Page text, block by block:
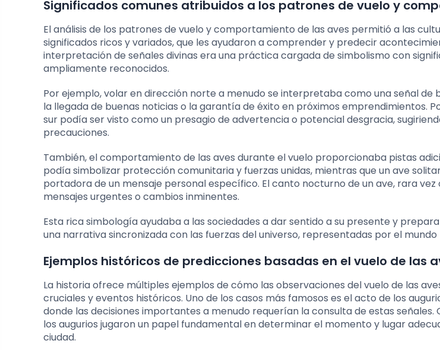
Significados comunes atribuidos a los patrones de vuelo y
El análisis de los patrones de vuelo y comportamiento de las aves permitió a las
significados ricos y variados, que les ayudaron a comprender y predecir
interpretación de señales divinas era una práctica cargada de simbolismo con
ampliamente reconocidos.
Por ejemplo, volar en dirección norte a menudo se interpretaba como una señal de
la llegada de buenas noticias o la garantía de éxito en próximos emprendimientos.
sur podía ser visto como un presagio de advertencia o potencial desgracia,
precauciones.
También, el comportamiento de las aves durante el vuelo proporcionaba pistas
podía simbolizar protección comunitaria y fuerzas unidas, mientras que un ave
portadora de un mensaje personal específico. El canto nocturno de un ave, rara
mensajes urgentes o cambios inminentes.
Esta rica simbología ayudaba a las sociedades a dar sentido a su presente y
una narrativa sincronizada con las fuerzas del universo, representadas por el
Ejemplos históricos de predicciones basadas en el vuelo de las
La historia ofrece múltiples ejemplos de cómo las observaciones del vuelo de las
cruciales y eventos históricos. Uno de los casos más famosos es el acto de los
donde las decisiones importantes a menudo requerían la consulta de estas señales.
los augurios jugaron un papel fundamental en determinar el momento y lugar
ciudad.